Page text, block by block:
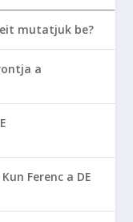
mutatjuk be?
a
Ferenc a DE